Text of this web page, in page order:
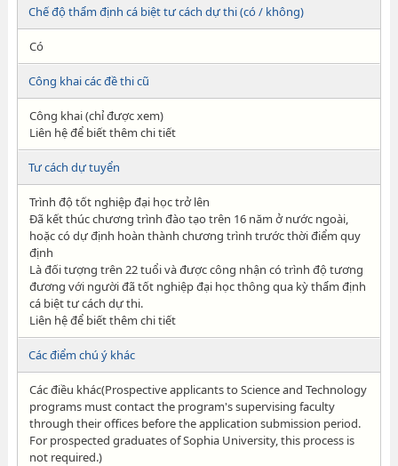
Chế độ thẩm định cá biệt tư cách dự thi (có / không)
Có
Công khai các đề thi cũ
Công khai (chỉ được xem)
Liên hệ để biết thêm chi tiết
Tư cách dự tuyển
Trình độ tốt nghiệp đại học trở lên
Đã kết thúc chương trình đào tạo trên 16 năm ở nước ngoài,
hoặc có dự định hoàn thành chương trình trước thời điểm quy
định
Là đối tượng trên 22 tuổi và được công nhận có trình độ tương
đương với người đã tốt nghiệp đại học thông qua kỳ thẩm định
cá biệt tư cách dự thi.
Liên hệ để biết thêm chi tiết
Các điểm chú ý khác
Các điều khác(Prospective applicants to Science and Technology
programs must contact the program's supervising faculty
through their offices before the application submission period.
For prospected graduates of Sophia University, this process is
not required.)